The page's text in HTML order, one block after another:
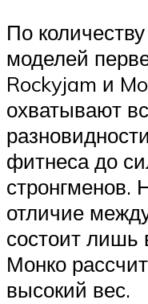
По
моделей
Rockyjam и
охватывают
фитнеса до
стронгменов.
отличие
состоит лишь
Монко
высокий вес.